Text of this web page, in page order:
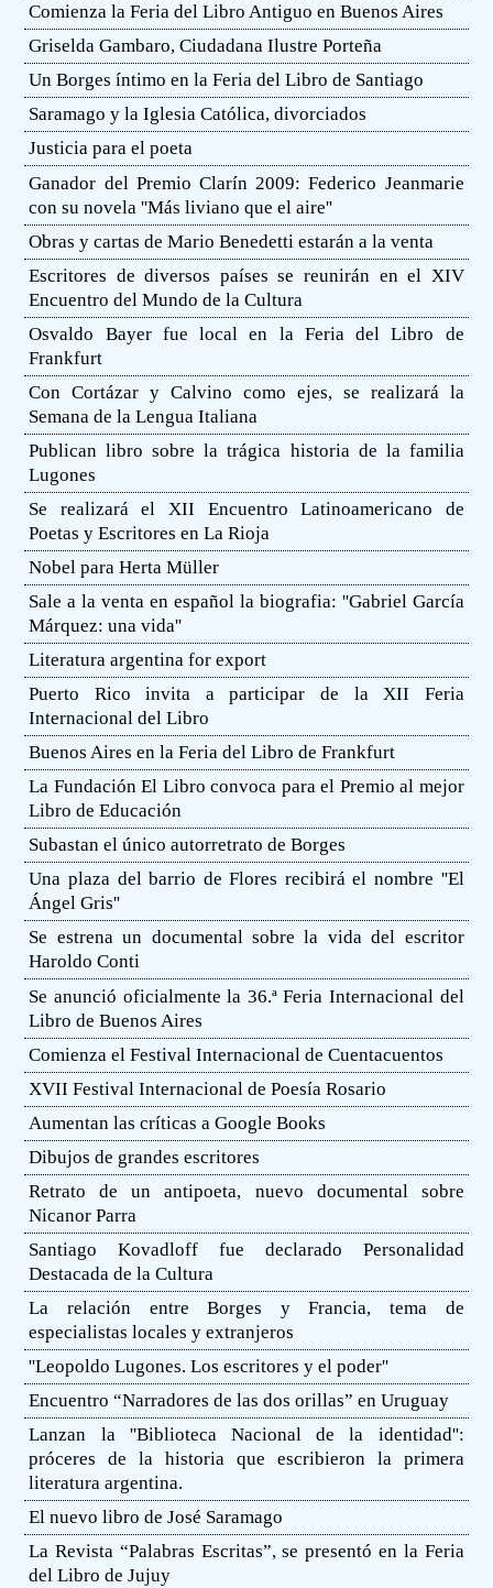
Comienza la Feria del Libro Antiguo en Buenos Aires
Griselda Gambaro, Ciudadana Ilustre Porteña
Un Borges íntimo en la Feria del Libro de Santiago
Saramago y la Iglesia Católica, divorciados
Justicia para el poeta
Ganador del Premio Clarín 2009: Federico Jeanmarie
con su novela ''Más liviano que el aire''
Obras y cartas de Mario Benedetti estarán a la venta
Escritores de diversos países se reunirán en el XIV
Encuentro del Mundo de la Cultura
Osvaldo Bayer fue local en la Feria del Libro de
Frankfurt
Con Cortázar y Calvino como ejes, se realizará la
Semana de la Lengua Italiana
Publican libro sobre la trágica historia de la familia
Lugones
Se realizará el XII Encuentro Latinoamericano de
Poetas y Escritores en La Rioja
Nobel para Herta Müller
Sale a la venta en español la biografia: ''Gabriel García
Márquez: una vida''
Literatura argentina for export
Puerto Rico invita a participar de la XII Feria
Internacional del Libro
Buenos Aires en la Feria del Libro de Frankfurt
La Fundación El Libro convoca para el Premio al mejor
Libro de Educación
Subastan el único autorretrato de Borges
Una plaza del barrio de Flores recibirá el nombre ''El
Ángel Gris''
Se estrena un documental sobre la vida del escritor
Haroldo Conti
Se anunció oficialmente la 36.ª Feria Internacional del
Libro de Buenos Aires
Comienza el Festival Internacional de Cuentacuentos
XVII Festival Internacional de Poesía Rosario
Aumentan las críticas a Google Books
Dibujos de grandes escritores
Retrato de un antipoeta, nuevo documental sobre
Nicanor Parra
Santiago Kovadloff fue declarado Personalidad
Destacada de la Cultura
La relación entre Borges y Francia, tema de
especialistas locales y extranjeros
''Leopoldo Lugones. Los escritores y el poder''
Encuentro “Narradores de las dos orillas” en Uruguay
Lanzan la ''Biblioteca Nacional de la identidad'':
próceres de la historia que escribieron la primera
literatura argentina.
El nuevo libro de José Saramago
La Revista “Palabras Escritas”, se presentó en la Feria
del Libro de Jujuy